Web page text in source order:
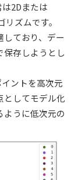
2Dまたは
ズムです。
ており、デー
保存しようとし
ントを高次元
としてモデル化
ように低次元の